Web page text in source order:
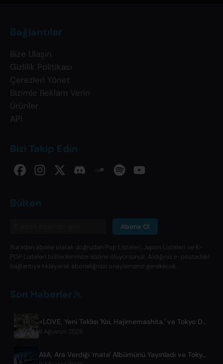
Bağlantılar
Bize Ulaşın
Gizlilik Politikası
Çerezleri Yönet
Bizimle Reklam Verin
Ürünler
API
Bizi Takip Edin
Bülten
Abone Ol
Buradan abone olarak doğrudan Pop Listeleri, Japon Listeleri ve K-
POP Listeleri bültenlerimize abone oluyorsunuz. Aldığınız e-postadaki
bağlantıya tıklayarak aboneliğinizi onaylamanız gerekecek.
Son Haberler
=LOVE, Yeni Teklisi 'Koi, Hajimemashita.' ve Tokyo Dome Konserlerini Duyurdu
8 Ağustos 2026
AliA, Ara Verdiği 'mate' Albümünü Yayınladı ve Tokyo Canlı Gösterisini Duyurdu